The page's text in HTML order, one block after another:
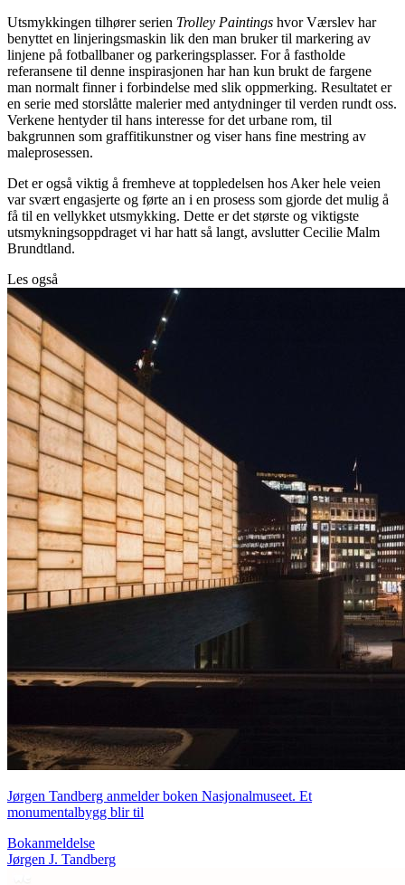
Utsmykkingen tilhører serien Trolley Paintings hvor Værslev har
benyttet en linjeringsmaskin lik den man bruker til markering av
linjene på fotballbaner og parkeringsplasser. For å fastholde
referansene til denne inspirasjonen har han kun brukt de fargene
man normalt finner i forbindelse med slik oppmerking. Resultatet er
en serie med storslåtte malerier med antydninger til verden rundt oss.
Verkene hentyder til hans interesse for det urbane rom, til
bakgrunnen som graffitikunstner og viser hans fine mestring av
maleprosessen.
Det er også viktig å fremheve at toppledelsen hos Aker hele veien
var svært engasjerte og førte an i en prosess som gjorde det mulig å
få til en vellykket utsmykking. Dette er det største og viktigste
utsmykningsoppdraget vi har hatt så langt, avslutter Cecilie Malm
Brundtland.
Les også
Jørgen Tandberg anmelder boken Nasjonalmuseet. Et
monumentalbygg blir til
Bokanmeldelse
Jørgen J. Tandberg